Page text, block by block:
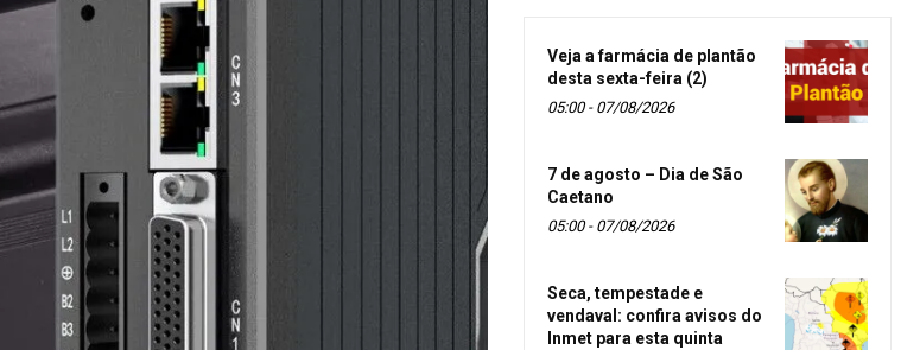
Veja a farmácia de plantão
desta sexta-feira (2)
05:00 - 07/08/2026
7 de agosto – Dia de São
Caetano
05:00 - 07/08/2026
Seca, tempestade e
vendaval: confira avisos do
Inmet para esta quinta